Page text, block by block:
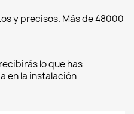
y precisos. Más de 48000
lo que has
en la instalación